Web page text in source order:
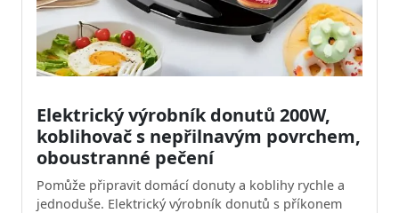
Elektrický výrobník donutů 200W,
koblihovač s nepřilnavým povrchem,
oboustranné pečení
Pomůže připravit domácí donuty a koblihy rychle a
jednoduše. Elektrický výrobník donutů s příkonem